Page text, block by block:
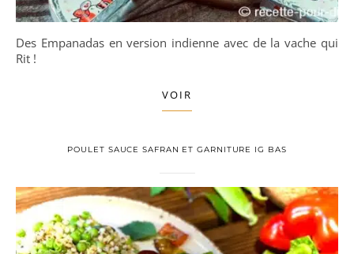
Des Empanadas en version indienne avec de la vache qui
Rit !
VOIR
POULET SAUCE SAFRAN ET GARNITURE IG BAS